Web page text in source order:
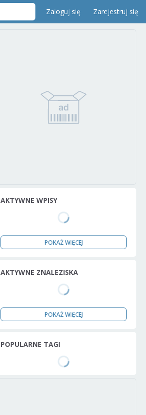
Zaloguj się Zarejestruj się
AKTYWNE WPISY
POKAŻ WIĘCEJ
AKTYWNE ZNALEZISKA
POKAŻ WIĘCEJ
POPULARNE TAGI